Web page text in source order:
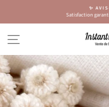
contenu
✨
Satisfaction